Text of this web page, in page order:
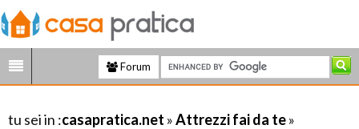
Forum
tu sei in :casapratica.net »Attrezzi fai da te»